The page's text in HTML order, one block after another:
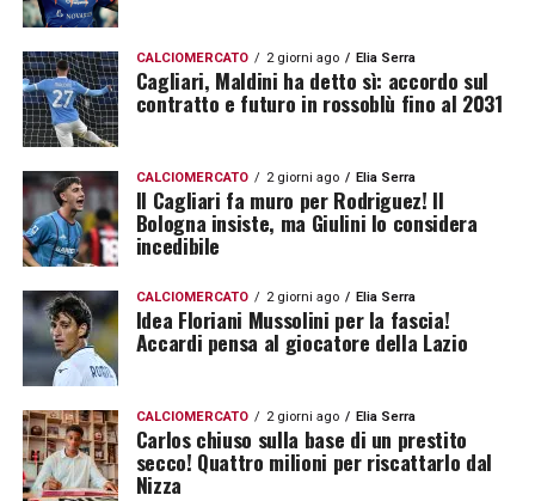
CALCIOMERCATO 2 giorni ago Elia Serra
Cagliari, Maldini ha detto sì: accordo sul
contratto e futuro in rossoblù fino al 2031
CALCIOMERCATO 2 giorni ago Elia Serra
Il Cagliari fa muro per Rodriguez! Il
Bologna insiste, ma Giulini lo considera
incedibile
CALCIOMERCATO 2 giorni ago Elia Serra
Idea Floriani Mussolini per la fascia!
Accardi pensa al giocatore della Lazio
CALCIOMERCATO 2 giorni ago Elia Serra
Carlos chiuso sulla base di un prestito
secco! Quattro milioni per riscattarlo dal
Nizza